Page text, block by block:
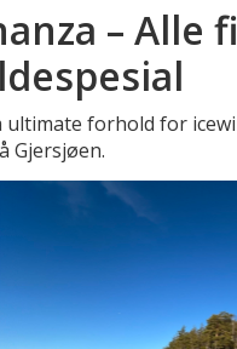
– Alle
ultimate forhold for
Gjersjøen.